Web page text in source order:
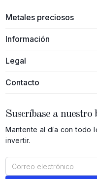
Metales preciosos
Información
Legal
Contacto
Suscríbase a nuestro
Mantente al día con todo
invertir.